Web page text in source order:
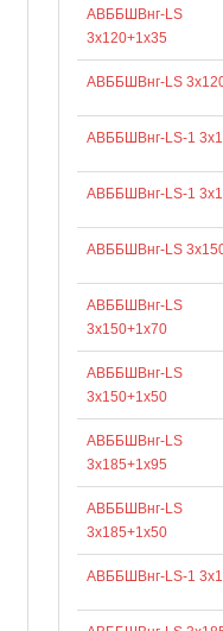
АВББШВнг-LS
3х120+1х35
АВББШВнг-LS
АВББШВнг-LS-1
АВББШВнг-LS-1
АВББШВнг-LS
АВББШВнг-LS
3х150+1х70
АВББШВнг-LS
3х150+1х50
АВББШВнг-LS
3х185+1х95
АВББШВнг-LS
3х185+1х50
АВББШВнг-LS-1